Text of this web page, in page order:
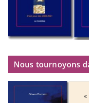
Nous tournoyons
«